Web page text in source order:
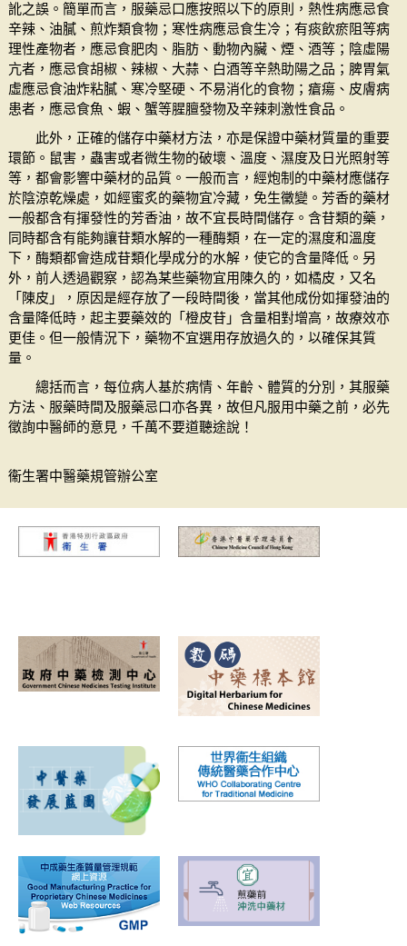
訛之誤。簡單而言，服藥忌口應按照以下的原則，熱性病應忌食
辛辣、油膩、煎炸類食物；寒性病應忌食生冷；有痰飲瘀阻等病
理性產物者，應忌食肥肉、脂肪、動物內臟、煙、酒等；陰虛陽
亢者，應忌食胡椒、辣椒、大蒜、白酒等辛熱助陽之品；脾胃氣
虛應忌食油炸粘膩、寒冷堅硬、不易消化的食物；瘡瘍、皮膚病
患者，應忌食魚、蝦、蟹等腥膻發物及辛辣刺激性食品。
此外，正確的儲存中藥材方法，亦是保證中藥材質量的重要
環節。鼠害，蟲害或者微生物的破壞、溫度、濕度及日光照射等
等，都會影響中藥材的品質。一般而言，經炮制的中藥材應儲存
於陰涼乾燥處，如經蜜炙的藥物宜冷藏，免生黴變。芳香的藥材
一般都含有揮發性的芳香油，故不宜長時間儲存。含苷類的藥，
同時都含有能夠讓苷類水解的一種酶類，在一定的濕度和溫度
下，酶類都會造成苷類化學成分的水解，使它的含量降低。另
外，前人透過觀察，認為某些藥物宜用陳久的，如橘皮，又名
「陳皮」，原因是經存放了一段時間後，當其他成份如揮發油的
含量降低時，起主要藥效的「橙皮苷」含量相對增高，故療效亦
更佳。但一般情況下，藥物不宜選用存放過久的，以確保其質
量。
總括而言，每位病人基於病情、年齡、體質的分別，其服藥
方法、服藥時間及服藥忌口亦各異，故但凡服用中藥之前，必先
徵詢中醫師的意見，千萬不要道聽途說！
衞生署中醫藥規管辦公室